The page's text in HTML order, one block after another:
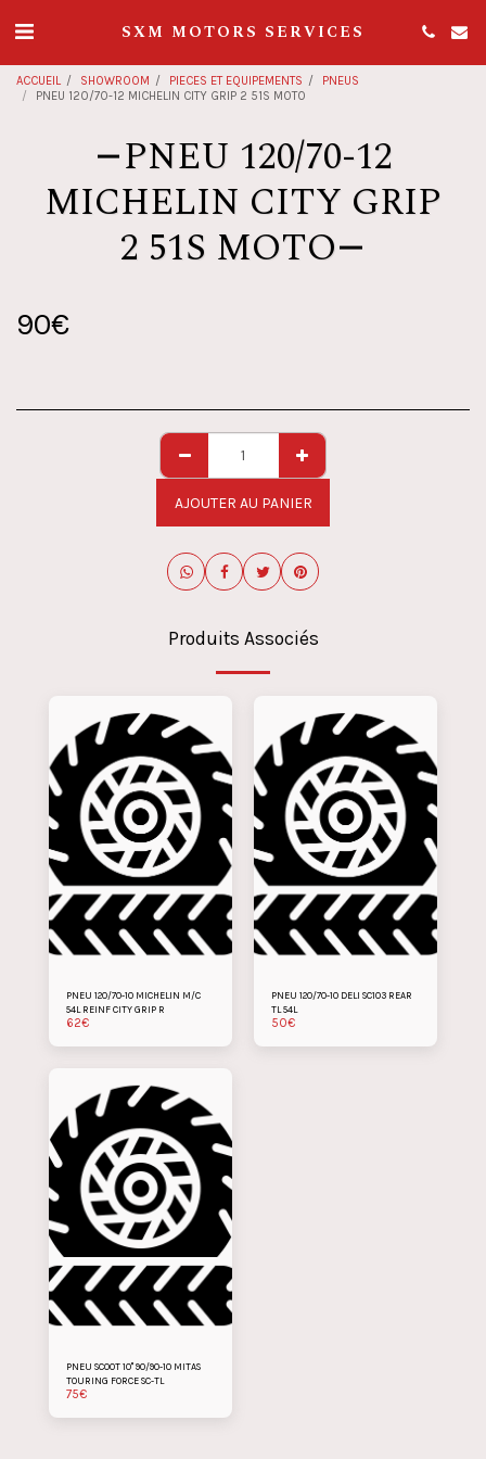
SXM MOTORS SERVICES
ACCUEIL SHOWROOM PIECES ET EQUIPEMENTS
PNEUS
PNEU 120/70-12 MICHELIN CITY GRIP 2 51S MOTO
PNEU 120/70-12
MICHELIN CITY GRIP
2 51S MOTO
90€
AJOUTER AU PANIER
Produits Associés
PNEU 120/70-10 MICHELIN M/C
54L REINF CITY GRIP R
62€
PNEU 120/70-10 DELI SC103 REAR
TL 54L
50€
PNEU SCOOT 10" 90/90-10 MITAS
TOURING FORCE SC-TL
75€